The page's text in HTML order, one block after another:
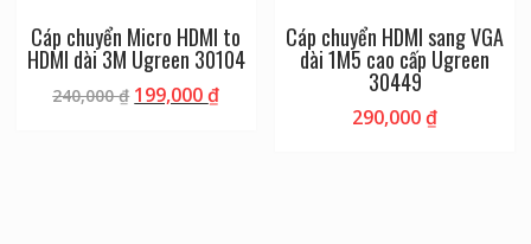
Cáp chuyển Micro HDMI to
HDMI dài 3M Ugreen 30104
240,000₫ 199,000₫
Cáp chuyển HDMI sang VGA
dài 1M5 cao cấp Ugreen
30449
290,000₫